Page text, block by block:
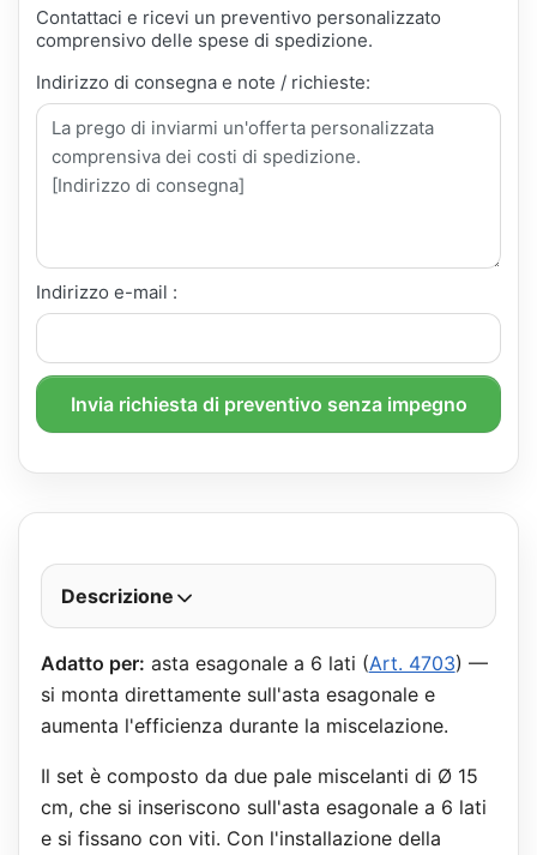
Contattaci e ricevi un preventivo personalizzato
comprensivo delle spese di spedizione.
Indirizzo di consegna e note / richieste:
Indirizzo e-mail :
Invia richiesta di preventivo senza impegno
Descrizione
Adatto per: asta esagonale a 6 lati (Art. 4703) —
si monta direttamente sull'asta esagonale e
aumenta l'efficienza durante la miscelazione.
Il set è composto da due pale miscelanti di Ø 15
cm, che si inseriscono sull'asta esagonale a 6 lati
e si fissano con viti. Con l'installazione della